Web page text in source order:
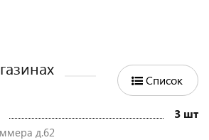
Список
3 шт
д.62